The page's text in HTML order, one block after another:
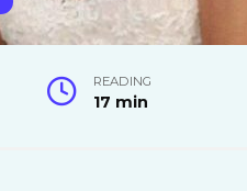
READING
17 min